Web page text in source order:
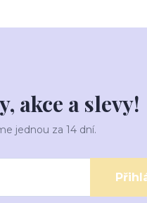
akce a slevy!
jednou za 14 dní.